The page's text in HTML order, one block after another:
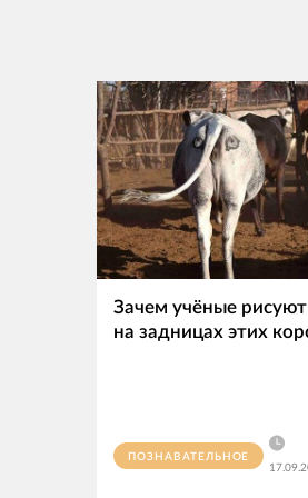
Зачем учёные рисуют
на задницах этих
ПОЗНАВАТЕЛЬНОЕ